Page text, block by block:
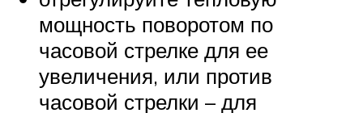
мощность поворотом по
часовой стрелке для ее
увеличения, или против
часовой стрелки – для